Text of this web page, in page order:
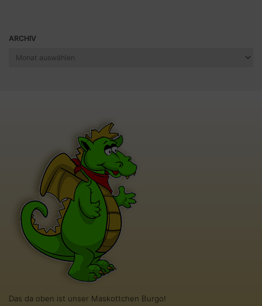
ARCHIV
Archiv
Das da oben ist unser Maskottchen Burgo!